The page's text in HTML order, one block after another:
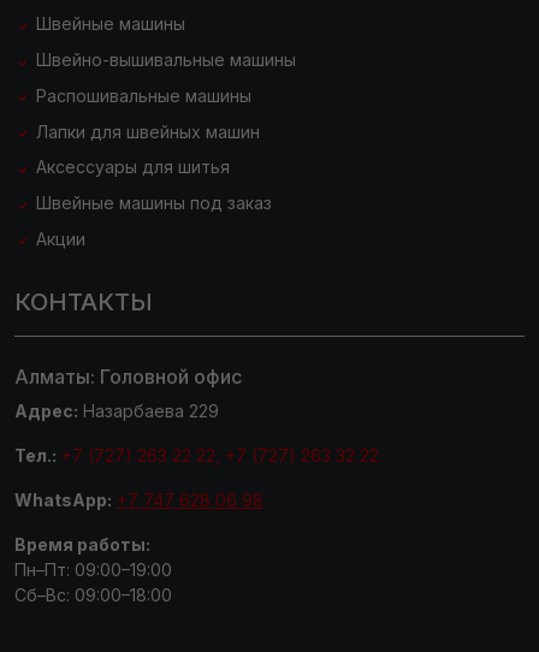
Швейные машины
Швейно-вышивальные машины
Распошивальные машины
Лапки для швейных машин
Аксессуары для шитья
Швейные машины под заказ
Акции
КОНТАКТЫ
Алматы: Головной офис
Адрес: Назарбаева 229
Тел.: +7 (727) 263 22 22, +7 (727) 263 32 22
WhatsApp: +7 747 628 06 98
Время работы:
Пн–Пт: 09:00–19:00
Сб–Вс: 09:00–18:00